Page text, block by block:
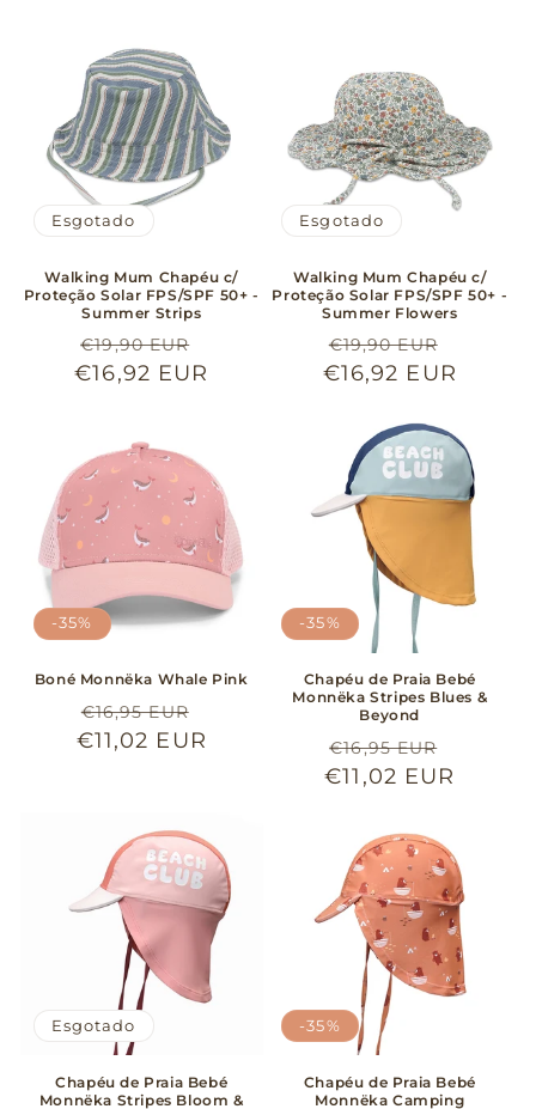
Esgotado
Walking Mum Chapéu c/
Proteção Solar FPS/SPF 50+ -
Summer Strips
Preço
normal
€19,90 EUR
de
€16,92 EUR
Esgotado
Walking Mum Chapéu c/
Proteção Solar FPS/SPF 50+ -
Summer Flowers
Preço
normal
€19,90 EUR
de
€16,92 EUR
-35%
Boné Monnëka Whale Pink
Preço
normal
€16,95 EUR
de
€11,02 EUR
-35%
Chapéu de Praia Bebé
Monnëka Stripes Blues &
Beyond
Preço
normal
€16,95 EUR
de
€11,02 EUR
Esgotado
Chapéu de Praia Bebé
Monnëka Stripes Bloom &
-35%
Chapéu de Praia Bebé
Monnëka Camping